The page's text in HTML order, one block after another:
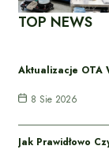
TOP NEWS
Aktualizacje OTA
8 Sie 2026
Jak Prawidłowo